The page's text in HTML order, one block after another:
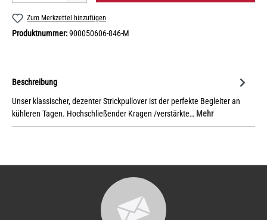
Zum Merkzettel hinzufügen
Produktnummer:900050606-846-M
Beschreibung
Unser klassischer, dezenter Strickpullover ist der perfekte Begleiter an
kühleren Tagen. Hochschließender Kragen /verstärkte… Mehr